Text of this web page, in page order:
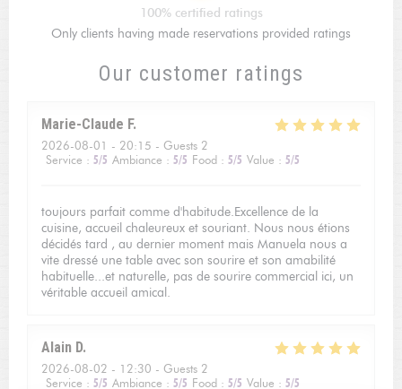
Our customer ratings
Marie-Claude F
2026-08-01 - 20:15 - Guests 2
Service : 5/5 Ambiance : 5/5 Food : 5/5 Value : 5/5
toujours parfait comme d'habitude.Excellence de la
cuisine, accueil chaleureux et souriant. Nous nous étions
décidés tard , au dernier moment mais Manuela nous a
vite dressé une table avec son sourire et son amabilité
habituelle...et naturelle, pas de sourire commercial ici, un
véritable accueil amical.
Alain D
2026-08-02 - 12:30 - Guests 2
Service : 5/5 Ambiance : 5/5 Food : 5/5 Value : 5/5
100% certified ratings
Only clients having made reservations provided ratings